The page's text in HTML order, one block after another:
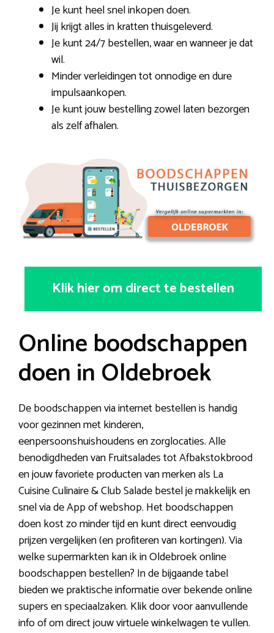
Je kunt heel snel inkopen doen.
Jij krijgt alles in kratten thuisgeleverd.
Je kunt 24/7 bestellen, waar en wanneer je dat
wil.
Minder verleidingen tot onnodige en dure
impulsaankopen.
Je kunt jouw bestelling zowel laten bezorgen
als zelf afhalen.
Klik hier om direct te bestellen
Online boodschappen
doen in Oldebroek
De boodschappen via internet bestellen is handig
voor gezinnen met kinderen,
eenpersoonshuishoudens en zorglocaties. Alle
benodigdheden van Fruitsalades tot Afbakstokbrood
en jouw favoriete producten van merken als La
Cuisine Culinaire & Club Salade bestel je makkelijk en
snel via de App of webshop. Het boodschappen
doen kost zo minder tijd en kunt direct eenvoudig
prijzen vergelijken (en profiteren van kortingen). Via
welke supermarkten kan ik in Oldebroek online
boodschappen bestellen? In de bijgaande tabel
bieden we praktische informatie over bekende online
supers en speciaalzaken. Klik door voor aanvullende
info of om direct jouw virtuele winkelwagen te vullen.